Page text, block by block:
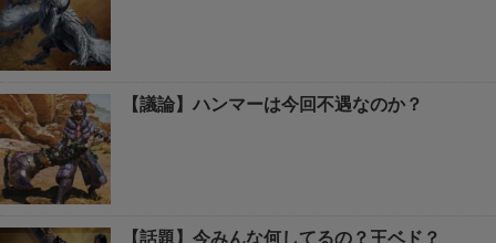
【議論】ハンマーは今回不遇なのか？
【話題】今みんな何してるの？王ベド？